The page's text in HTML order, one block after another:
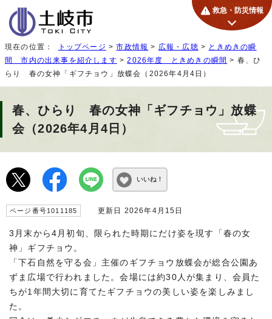
救急・防災情報
現在の位置： トップページ >市政情報 > 広報・広聴 > ときめきの瞬
間 市内の出来事を紹介します >2026年度 ときめきの瞬間 > 春、ひ
らり 春の女神「ギフチョウ」放蝶会（2026年4月4日）
春、ひらり 春の女神「ギフチョウ」放蝶
会（2026年4月4日）
いいね！
ページ番号1011185 更新日 2026年4月15日
3月末から4月初旬、限られた時期にだけ姿を現す「春の女
神」ギフチョウ。
「下石自然を守る会」主催のギフチョウ放蝶会が総合公園あ
ずま広場で行われました。会場には約30人が集まり、会員た
ちが1年間大切に育てたギフチョウの美しい姿を楽しみまし
た。